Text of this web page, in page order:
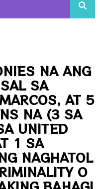
NA ANG
SA
AT 5
NA (3 SA
UNITED
1 SA
NAGHATOL
O